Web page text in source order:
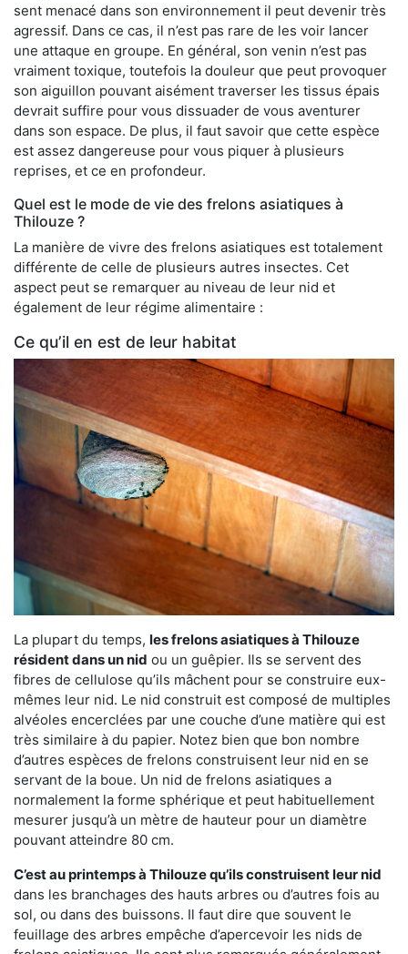
sent menacé dans son environnement il peut devenir très
agressif. Dans ce cas, il n’est pas rare de les voir lancer
une attaque en groupe. En général, son venin n’est pas
vraiment toxique, toutefois la douleur que peut provoquer
son aiguillon pouvant aisément traverser les tissus épais
devrait suffire pour vous dissuader de vous aventurer
dans son espace. De plus, il faut savoir que cette espèce
est assez dangereuse pour vous piquer à plusieurs
reprises, et ce en profondeur.
Quel est le mode de vie des frelons asiatiques à
Thilouze ?
La manière de vivre des frelons asiatiques est totalement
différente de celle de plusieurs autres insectes. Cet
aspect peut se remarquer au niveau de leur nid et
également de leur régime alimentaire :
Ce qu’il en est de leur habitat
La plupart du temps, les frelons asiatiques à Thilouze
résident dans un nid ou un guêpier. Ils se servent des
fibres de cellulose qu’ils mâchent pour se construire eux-
mêmes leur nid. Le nid construit est composé de multiples
alvéoles encerclées par une couche d’une matière qui est
très similaire à du papier. Notez bien que bon nombre
d’autres espèces de frelons construisent leur nid en se
servant de la boue. Un nid de frelons asiatiques a
normalement la forme sphérique et peut habituellement
mesurer jusqu’à un mètre de hauteur pour un diamètre
pouvant atteindre 80 cm.
C’est au printemps à Thilouze qu’ils construisent leur nid
dans les branchages des hauts arbres ou d’autres fois au
sol, ou dans des buissons. Il faut dire que souvent le
feuillage des arbres empêche d’apercevoir les nids de